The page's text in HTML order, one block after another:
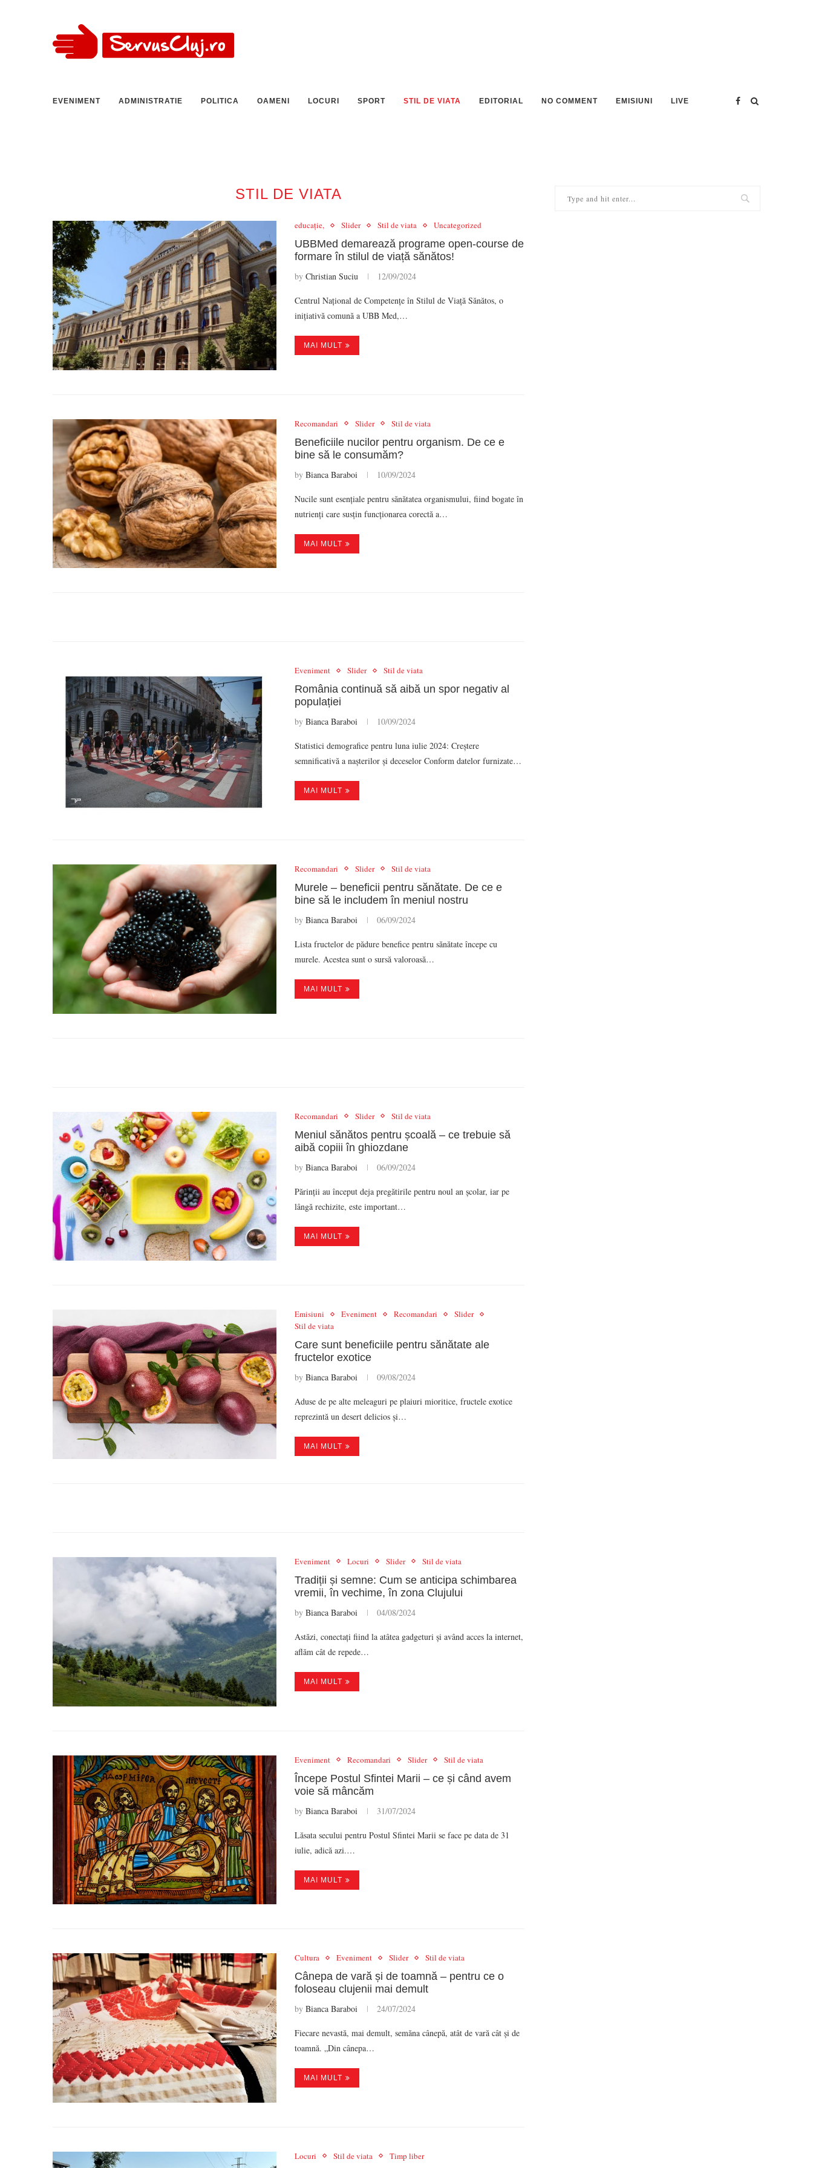
EVENIMENT ADMINISTRATIE POLITICA OAMENI LOCURI SPORT STIL DE VIATA EDITORIAL NO COMMENT EMISIUNI LIVE
STIL DE VIATA
educație, Slider Stil de viata Uncategorized
UBBMed demarează programe open-course de
formare în stilul de viață sănătos!
by Christian Suciu 12/09/2024
Centrul Național de Competențe în Stilul de Viață Sănătos, o
inițiativă comună a UBB Med,…
MAI MULT
Recomandari Slider Stil de viata
Beneficiile nucilor pentru organism. De ce e
bine să le consumăm?
by Bianca Baraboi 10/09/2024
Nucile sunt esențiale pentru sănătatea organismului, fiind bogate în
nutrienți care susțin funcționarea corectă a…
MAI MULT
Eveniment Slider Stil de viata
România continuă să aibă un spor negativ al
populației
by Bianca Baraboi 10/09/2024
Statistici demografice pentru luna iulie 2024: Creștere
semnificativă a nașterilor și deceselor Conform datelor furnizate…
MAI MULT
Recomandari Slider Stil de viata
Murele – beneficii pentru sănătate. De ce e
bine să le includem în meniul nostru
by Bianca Baraboi 06/09/2024
Lista fructelor de pădure benefice pentru sănătate începe cu
murele. Acestea sunt o sursă valoroasă…
MAI MULT
Recomandari Slider Stil de viata
Meniul sănătos pentru școală – ce trebuie să
aibă copiii în ghiozdane
by Bianca Baraboi 06/09/2024
Părinții au început deja pregătirile pentru noul an școlar, iar pe
lângă rechizite, este important…
MAI MULT
Emisiuni Eveniment Recomandari
Slider
Stil de viata
Care sunt beneficiile pentru sănătate ale
fructelor exotice
by Bianca Baraboi 09/08/2024
Aduse de pe alte meleaguri pe plaiuri mioritice, fructele exotice
reprezintă un desert delicios și…
MAI MULT
Eveniment Locuri Slider Stil de viata
Tradiții și semne: Cum se anticipa schimbarea
vremii, în vechime, în zona Clujului
by Bianca Baraboi 04/08/2024
Astăzi, conectați fiind la atâtea gadgeturi și având acces la internet,
aflăm cât de repede…
MAI MULT
Eveniment Recomandari Slider Stil de viata
Începe Postul Sfintei Marii – ce și când avem
voie să mâncăm
by Bianca Baraboi 31/07/2024
Lăsata secului pentru Postul Sfintei Marii se face pe data de 31
iulie, adică azi.…
MAI MULT
Cultura Eveniment Slider Stil de viata
Cânepa de vară și de toamnă – pentru ce o
foloseau clujenii mai demult
by Bianca Baraboi 24/07/2024
Fiecare nevastă, mai demult, semăna cânepă, atât de vară cât și de
toamnă. „Din cânepa…
MAI MULT
Locuri Stil de viata Timp liber